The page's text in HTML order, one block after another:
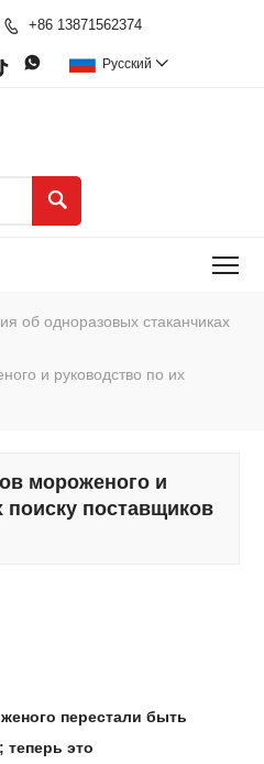
 +86 13871562374
 Pусский 

об одноразовых стаканчиках
и руководство по их
мороженого и
поиску поставщиков
перестали быть
теперь это